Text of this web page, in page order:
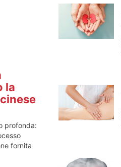
la
profonda:
fornita